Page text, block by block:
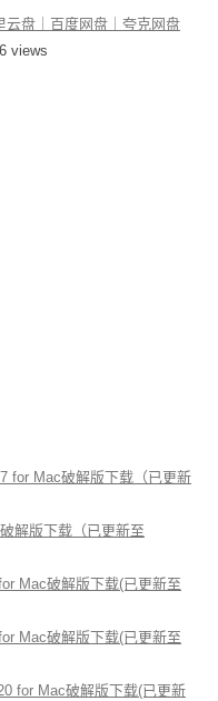
云盘｜百度网盘｜夸克网盘
views
for Mac破解版下载（已更新
解版下载（已更新至
Mac破解版下载(已更新至
Mac破解版下载(已更新至
for Mac破解版下载(已更新